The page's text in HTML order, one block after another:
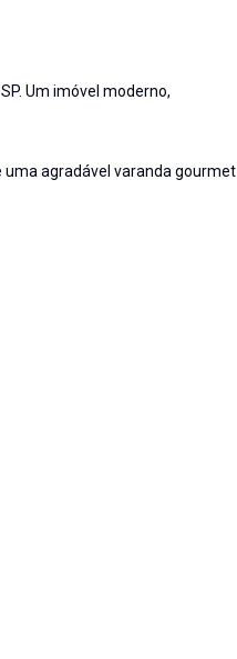
Um imóvel moderno,
uma agradável varanda gourmet